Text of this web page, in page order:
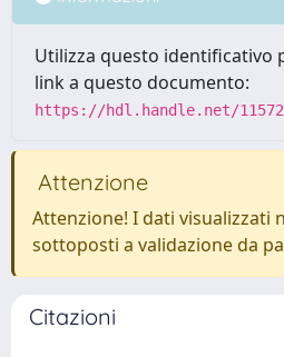
Utilizza questo identificativo
link a questo documento:
https://hdl.handle.net/
Attenzione
Attenzione! I dati visualizzati
sottoposti a validazione da
Citazioni